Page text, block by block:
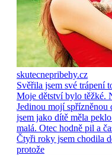
skutecnepribehy.cz
Svěřila jsem své trápení
Moje dětství bylo těžké.
Jedinou mojí spřízněnou
jsem jako dítě měla
malá. Otec hodně pil a
Čtyři roky jsem chodila
protože